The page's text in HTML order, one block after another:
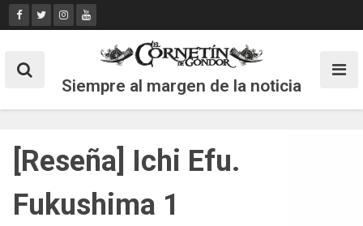
Skip
to
Siempre al margen de la noticia
[Reseña] Ichi Efu.
Fukushima 1